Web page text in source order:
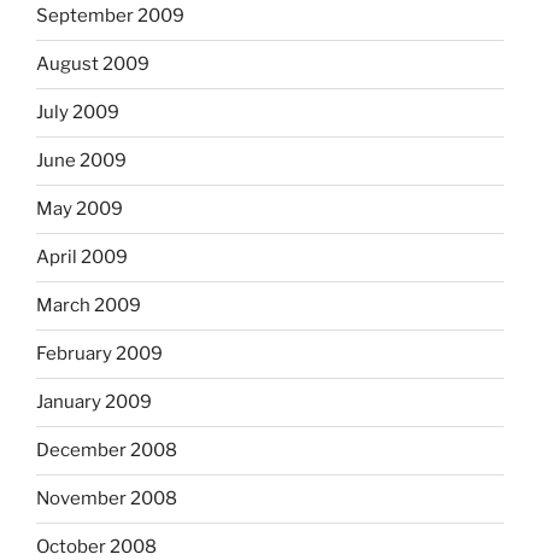
September 2009
August 2009
July 2009
June 2009
May 2009
April 2009
March 2009
February 2009
January 2009
December 2008
November 2008
October 2008